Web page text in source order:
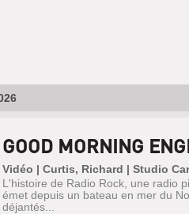
GOOD MORNING
Vidéo | Curtis, Richard | Studio
L'histoire de Radio Rock, une radio
émet depuis un bateau en mer du
déjantés...